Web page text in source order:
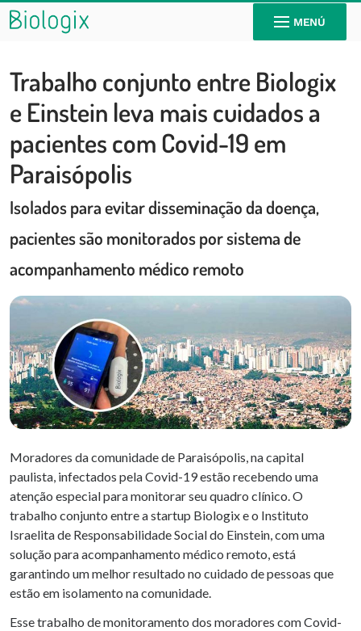
MENÚ
Trabalho conjunto entre Biologix
e Einstein leva mais cuidados a
pacientes com Covid-19 em
Paraisópolis
Isolados para evitar disseminação da doença,
pacientes são monitorados por sistema de
acompanhamento médico remoto
Moradores da comunidade de Paraisópolis, na capital
paulista, infectados pela Covid-19 estão recebendo uma
atenção especial para monitorar seu quadro clínico. O
trabalho conjunto entre a startup Biologix e o Instituto
Israelita de Responsabilidade Social do Einstein, com uma
solução para acompanhamento médico remoto, está
garantindo um melhor resultado no cuidado de pessoas que
estão em isolamento na comunidade.
Esse trabalho de monitoramento dos moradores com Covid-